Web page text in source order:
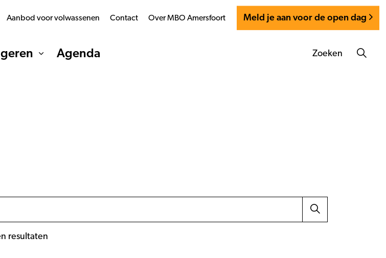
Agenda
Aanbod voor volwassenen Contact Over MBO Amersfoort Meld je aan voor de open dag
Zoeken
resultaten